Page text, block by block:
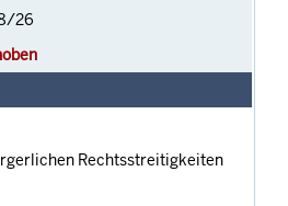
26
Rechtsstreitigkeiten